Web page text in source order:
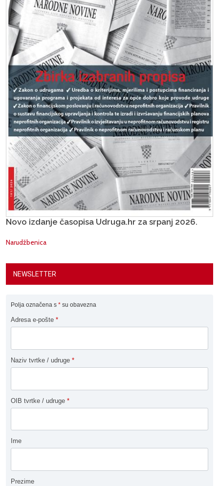
Novo izdanje časopisa Udruga.hr za srpanj 2026.
Narudžbenica
NEWSLETTER
Polja označena s * su obavezna
Adresa e-pošte *
Naziv tvrtke / udruge *
OIB tvrtke / udruge *
Ime
Prezime